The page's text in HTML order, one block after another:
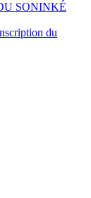
SONINKÉ
du